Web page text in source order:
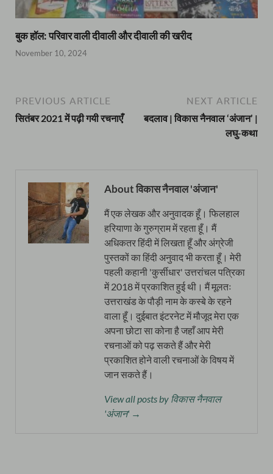
बुक हॉल: परिवार वाली दीवाली और दीवाली की खरीद
November 10, 2024
PREVIOUS ARTICLE
सितंबर 2021 में पढ़ी गयी रचनाएँ
NEXT ARTICLE
बदलाव | विकास नैनवाल ‘अंजान’ |
लघु-कथा
About विकास नैनवाल 'अंजान'
मैं एक लेखक और अनुवादक हूँ। फिलहाल
हरियाणा के गुरुग्राम में रहता हूँ। मैं
अधिकतर हिंदी में लिखता हूँ और अंग्रेजी
पुस्तकों का हिंदी अनुवाद भी करता हूँ। मेरी
पहली कहानी 'कुर्सीधार' उत्तरांचल पत्रिका
में 2018 में प्रकाशित हुई थी। मैं मूलतः
उत्तराखंड के पौड़ी नाम के कस्बे के रहने
वाला हूँ। दुईबात इंटरनेट में मौजूद मेरा एक
अपना छोटा सा कोना है जहाँ आप मेरी
रचनाओं को पढ़ सकते हैं और मेरी
प्रकाशित होने वाली रचनाओं के विषय में
जान सकते हैं।
View all posts by विकास नैनवाल
'अंजान' →